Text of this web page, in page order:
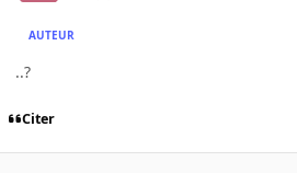
AUTEUR
..?
Citer